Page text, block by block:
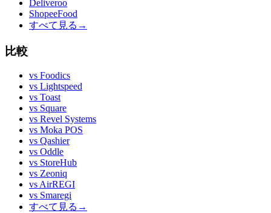
Deliveroo
ShopeeFood
すべて見る →
比較
vs Foodics
vs Lightspeed
vs Toast
vs Square
vs Revel Systems
vs Moka POS
vs Qashier
vs Oddle
vs StoreHub
vs Zeoniq
vs AirREGI
vs Smaregi
すべて見る →